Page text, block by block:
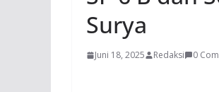
Surya
Juni 18, 2025 Redaksi 0